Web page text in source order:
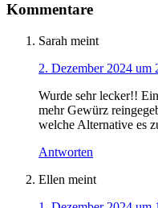
Kommentare
Sarah meint
2. Dezember 2024 um
Wurde sehr lecker!!
mehr Gewürz
welche Alternative es
Antworten
Ellen meint